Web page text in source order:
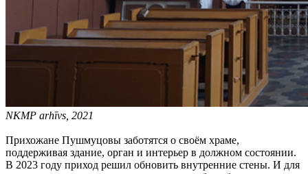
NKMP arhīvs, 2021
Прихожане Пушмуцовы заботятся о своём храме,
поддерживая здание, орган и интерьер в должном состоянии.
В 2023 году приход решил обновить внутренние стены. И для